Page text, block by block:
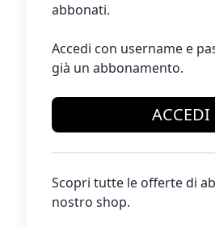
abbonati.
Accedi con username e
già un abbonamento.
ACCEDI
Scopri tutte le offerte di
nostro shop.